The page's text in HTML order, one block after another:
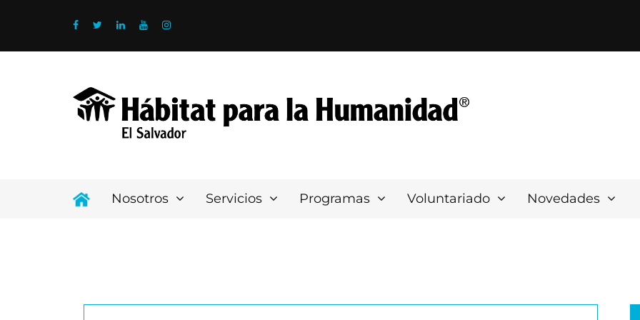
Nosotros Servicios Programas Voluntariado Novedades